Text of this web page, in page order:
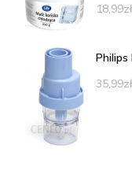
18,99zł
Philips
35,99zł